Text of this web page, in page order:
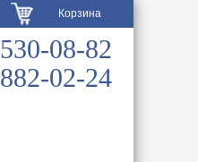
Корзина
530-08-82
882-02-24